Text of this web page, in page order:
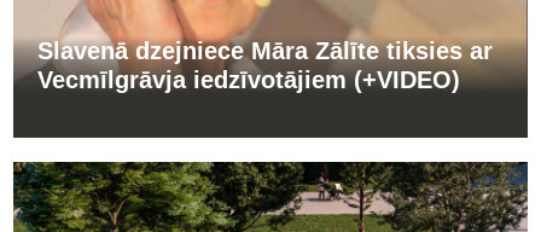
Slavenā dzejniece Māra Zālīte tiksies ar
Vecmīlgrāvja iedzīvotājiem (+VIDEO)